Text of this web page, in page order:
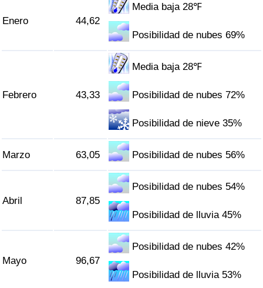
Enero 44,62
Media baja 28℉
Posibilidad de nubes 69%
Febrero 43,33
Media baja 28℉
Posibilidad de nubes 72%
Posibilidad de nieve 35%
Marzo 63,05 Posibilidad de nubes 56%
Abril 87,85
Posibilidad de nubes 54%
Posibilidad de lluvia 45%
Mayo 96,67
Posibilidad de nubes 42%
Posibilidad de lluvia 53%
Contaminación
Índice de Contaminación (Actual)
Índice de contaminación
Índice de Contaminación por País
Índice de Tráfico (Actual)
Índice de Tráfico por País